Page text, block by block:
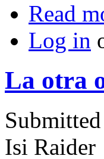
Read
Log in
La otra
Isi Raider